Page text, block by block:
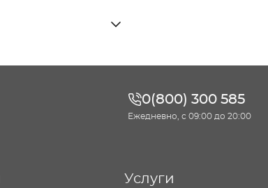
0(800) 300 585
Ежедневно, с 09:00 до 20:00
Услуги